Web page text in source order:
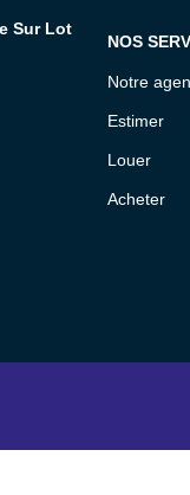
Sur Lot
NOS
Notre
Estimer
Louer
Acheter